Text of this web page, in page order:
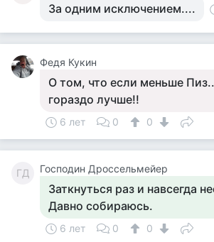
За одним исключением....
Федя Кукин
О том, что если меньше
гораздо лучше!!
6 лет 0 0
ГД Господин Дроссельмейер
Заткнуться раз и навсегда
Давно собираюсь.
6 лет 0 0